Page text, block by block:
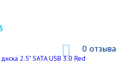
0 отзыва